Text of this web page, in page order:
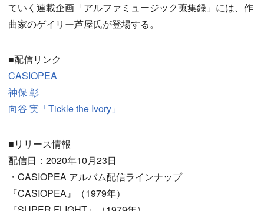
ていく連載企画「アルファミュージック蒐集録」には、作
曲家のゲイリー芦屋氏が登場する。
■配信リンク
CASIOPEA
神保 彰
向谷 実「Tickle the Ivory」
■リリース情報
配信日：2020年10月23日
・CASIOPEA アルバム配信ラインナップ
『CASIOPEA』（1979年）